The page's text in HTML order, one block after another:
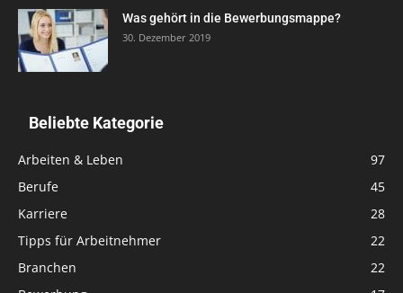
Was gehört in die Bewerbungsmappe?
30. Dezember 2019
Beliebte Kategorie
Arbeiten & Leben
97
Berufe
45
Karriere
28
Tipps für Arbeitnehmer
22
Branchen
22